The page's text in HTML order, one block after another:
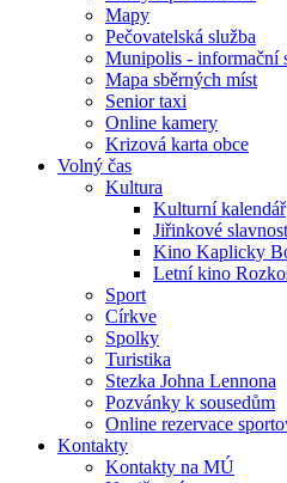
Mapy
Pečovatelská služba
Munipolis - informační
Mapa sběrných míst
Senior taxi
Online kamery
Krizová karta obce
Volný čas
Kultura
Kulturní kalendář
Jiřinkové
Kino Kaplicky
Letní kino
Sport
Církve
Spolky
Turistika
Stezka Johna Lennona
Pozvánky k sousedům
Online rezervace
Kontakty
Kontakty na MÚ